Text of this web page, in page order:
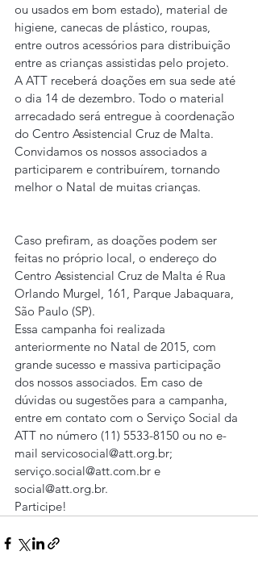
ou usados em bom estado), material de
higiene, canecas de plástico, roupas,
entre outros acessórios para distribuição
entre as crianças assistidas pelo projeto.
A ATT receberá doações em sua sede até
o dia 14 de dezembro. Todo o material
arrecadado será entregue à coordenação
do Centro Assistencial Cruz de Malta.
Convidamos os nossos associados a
participarem e contribuírem, tornando
melhor o Natal de muitas crianças.
Caso prefiram, as doações podem ser
feitas no próprio local, o endereço do
Centro Assistencial Cruz de Malta é Rua
Orlando Murgel, 161, Parque Jabaquara,
São Paulo (SP).
Essa campanha foi realizada
anteriormente no Natal de 2015, com
grande sucesso e massiva participação
dos nossos associados. Em caso de
dúvidas ou sugestões para a campanha,
entre em contato com o Serviço Social da
ATT no número (11) 5533-8150 ou no e-
mail servicosocial@att.org.br;
serviço.social@att.com.br e
social@att.org.br.
Participe!